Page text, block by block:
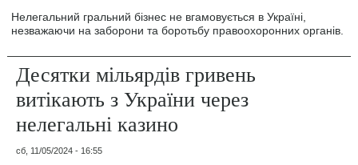
Нелегальний гральний бізнес не вгамовується в Україні,
незважаючи на заборони та боротьбу правоохоронних органів.
Десятки мільярдів гривень
витікають з України через
нелегальні казино
сб, 11/05/2024 - 16:55